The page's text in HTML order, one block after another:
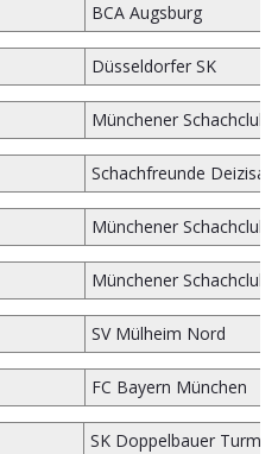
BCA Augsburg
Düsseldorfer SK
Münchener Schachclub
Schachfreunde Deizisau
Münchener Schachclub
Münchener Schachclub
SV Mülheim Nord
FC Bayern München
SK Doppelbauer Turm